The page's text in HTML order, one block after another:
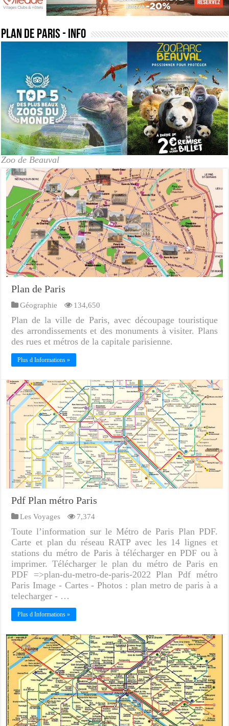
plan de paris - Info
Zoo de Beauval
Plan de Paris
Géographie 134,650
Plan de la ville de Paris, avec découpage touristique
des arrondissements et des monuments à visiter. Plans
des rues et métros de la capitale parisienne.
Plus d Informations »
Pdf Plan métro Paris
Les Voyages 7,374
Toute l’information sur le Métro de Paris Plan PDF.
Carte et plan du réseau RATP avec les 14 lignes et
stations du métro de Paris à télécharger en PDF ou à
imprimer. Télécharger le plan du métro de Paris en
PDF =>plan-du-metro-de-paris-2022 Plan Pdf métro
Paris Image - Cartes - Photos : plan metro de paris à a
telecharger - …
Plus d Informations »